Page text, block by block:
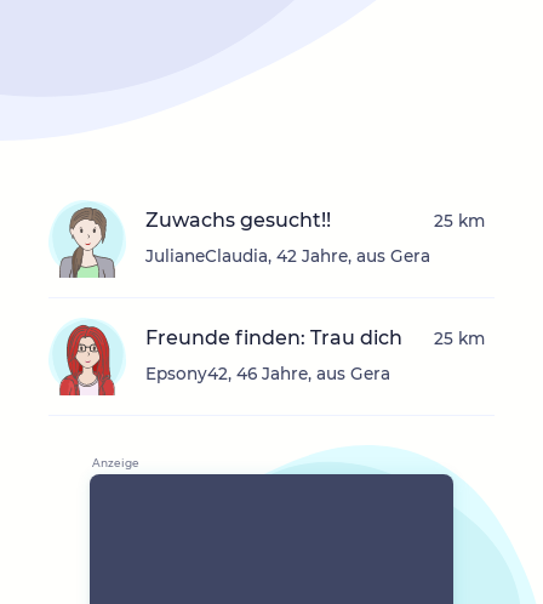
Zuwachs gesucht!!
JulianeClaudia, 42 Jahre, aus Gera
25 km
Freunde finden: Trau dich
Epsony42, 46 Jahre, aus Gera
25 km